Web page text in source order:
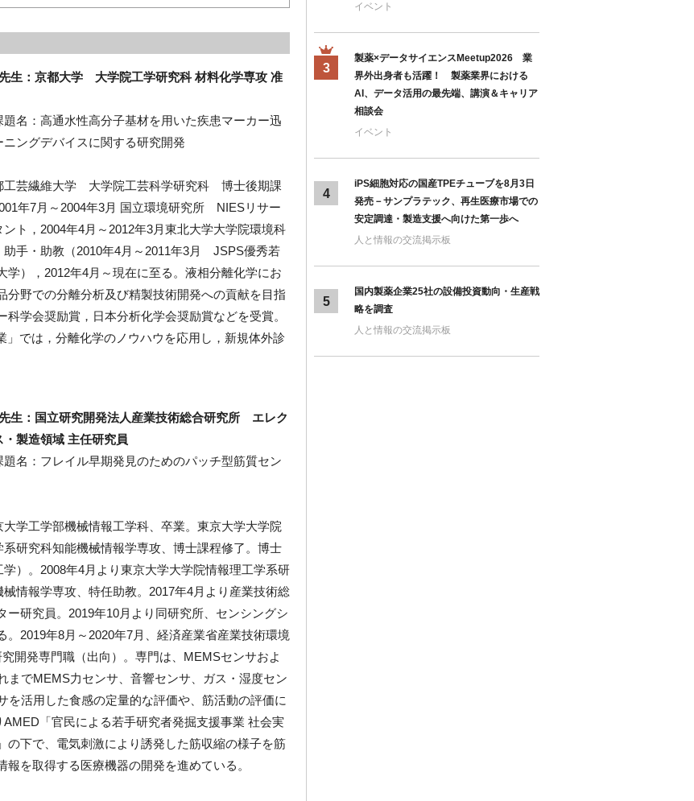
生：京都大学 大学院工学研究科 材料化学専攻 准
題名：高通水性高分子基材を用いた疾患マーカー迅
ニングデバイスに関する研究開発
工芸繊維大学 大学院工芸科学研究科 博士後期課
年7月～ 2004年3月 国立環境研究所 NIESリサー
ト， 2004年4月～ 2012年3月東北大学大学院環境科
手・助教（2010年4月～ 2011年3月 JSPS優秀若
学）， 2012年4月～現在に至る。液相分離化学にお
分野での分離分析及び精製技術開発への貢献を目指
学会奨励賞，日本分析化学会奨励賞などを受賞。
」では，分離化学のノウハウを応用し，新規体外診
生：国立研究開発法人産業技術総合研究所 エレク
・製造領域 主任研究員
題名：フレイル早期発見のためのパッチ型筋質セン
大学工学部機械情報工学科、卒業。東京大学大学院
系研究科知能機械情報学専攻、博士課程修了。博士
）。 2008年4月より東京大学大学院情報理工学系研
情報学専攻、特任助教。 2017年4月より産業技術総
研究員。 2019年10月より同研究所、センシングシ
2019年8月～ 2020年7月、経済産業省産業技術環境
開発専門職（出向）。専門は、 MEMSセンサおよ
までMEMS力センサ、音響センサ、ガス・湿度セン
を活用した食感の定量的な評価や、筋活動の評価に
AMED 「官民による若手研究者発掘支援事業 社会実
の下で、電気刺激により誘発した筋収縮の様子を筋
を取得する医療機器の開発を進めている。
イベント
3
製薬×データサイエンスMeetup2026 業
界外出身者も活躍！ 製薬業界における
AI、データ活用の最先端、講演＆キャリア
相談会
イベント
4
iPS細胞対応の国産TPEチューブを8月3日
発売－サンプラテック、再生医療市場での
安定調達・製造支援へ向けた第一歩へ
人と情報の交流掲示板
5
国内製薬企業25社の設備投資動向・生産戦
略を調査
人と情報の交流掲示板